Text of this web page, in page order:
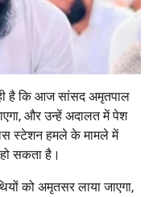
है कि आज सांसद अमृतपाल
और उन्हें अदालत में पेश
स्टेशन हमले के मामले में
सकता है।
को अमृतसर लाया जाएगा,